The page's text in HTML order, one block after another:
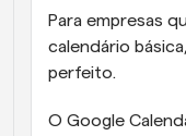
Para empresas
calendário
perfeito.
O Google